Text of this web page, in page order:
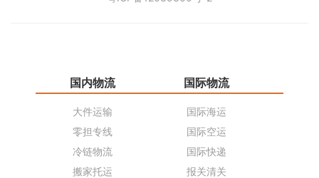
国内物流
大件运输
零担专线
冷链物流
搬家托运
国际物流
国际海运
国际空运
国际快递
报关清关